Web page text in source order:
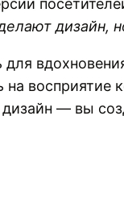
дизайн,
восприятие
дизайн — вы